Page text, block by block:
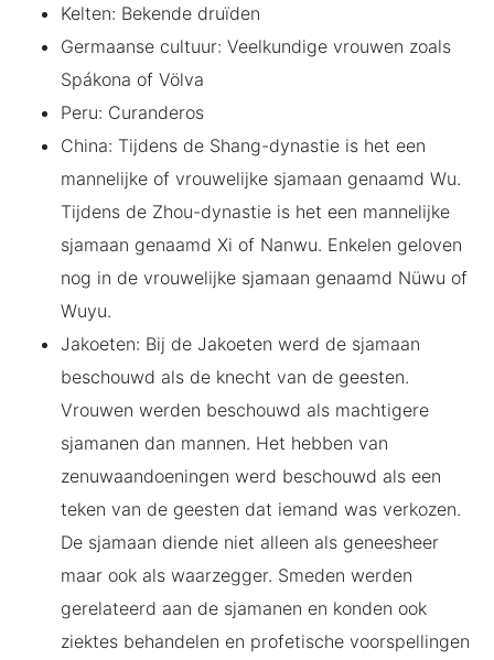
Kelten: Bekende druïden
Germaanse cultuur: Veelkundige vrouwen zoals
Spákona of Völva
Peru: Curanderos
China: Tijdens de Shang-dynastie is het een
mannelijke of vrouwelijke sjamaan genaamd Wu.
Tijdens de Zhou-dynastie is het een mannelijke
sjamaan genaamd Xi of Nanwu. Enkelen geloven
nog in de vrouwelijke sjamaan genaamd Nüwu of
Wuyu.
Jakoeten: Bij de Jakoeten werd de sjamaan
beschouwd als de knecht van de geesten.
Vrouwen werden beschouwd als machtigere
sjamanen dan mannen. Het hebben van
zenuwaandoeningen werd beschouwd als een
teken van de geesten dat iemand was verkozen.
De sjamaan diende niet alleen als geneesheer
maar ook als waarzegger. Smeden werden
gerelateerd aan de sjamanen en konden ook
ziektes behandelen en profetische voorspellingen